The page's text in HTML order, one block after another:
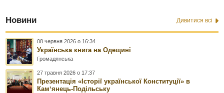
Новини Дивитися всі
08 червня 2026 о 16:34
Українська книга на Одещині
Громадянська
27 травня 2026 о 17:37
Презентація «Історії української Конституції» в
Камʼянець-Подільську